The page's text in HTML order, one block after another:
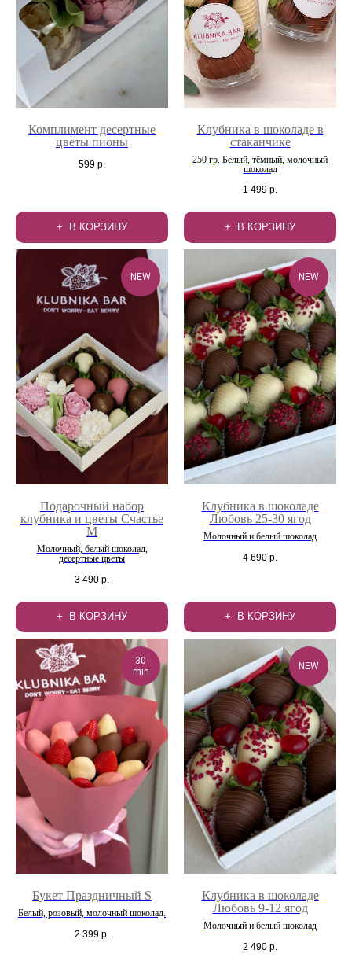
Комплимент десертные
цветы пионы
599 р.
В КОРЗИНУ
Клубника в шоколаде в
стаканчике
250 гр. Белый, тёмный, молочный
шоколад
1 499 р.
В КОРЗИНУ
NEW
Подарочный набор
клубника и цветы Счастье
М
Молочный, белый шоколад,
десертные цветы
3 490 р.
В КОРЗИНУ
NEW
Клубника в шоколаде
Любовь 25-30 ягод
Молочный и белый шоколад
4 690 р.
В КОРЗИНУ
30
min
Букет Праздничный S
Белый, розовый, молочный шоколад.
2 399 р.
NEW
Клубника в шоколаде
Любовь 9-12 ягод
Молочный и белый шоколад
2 490 р.